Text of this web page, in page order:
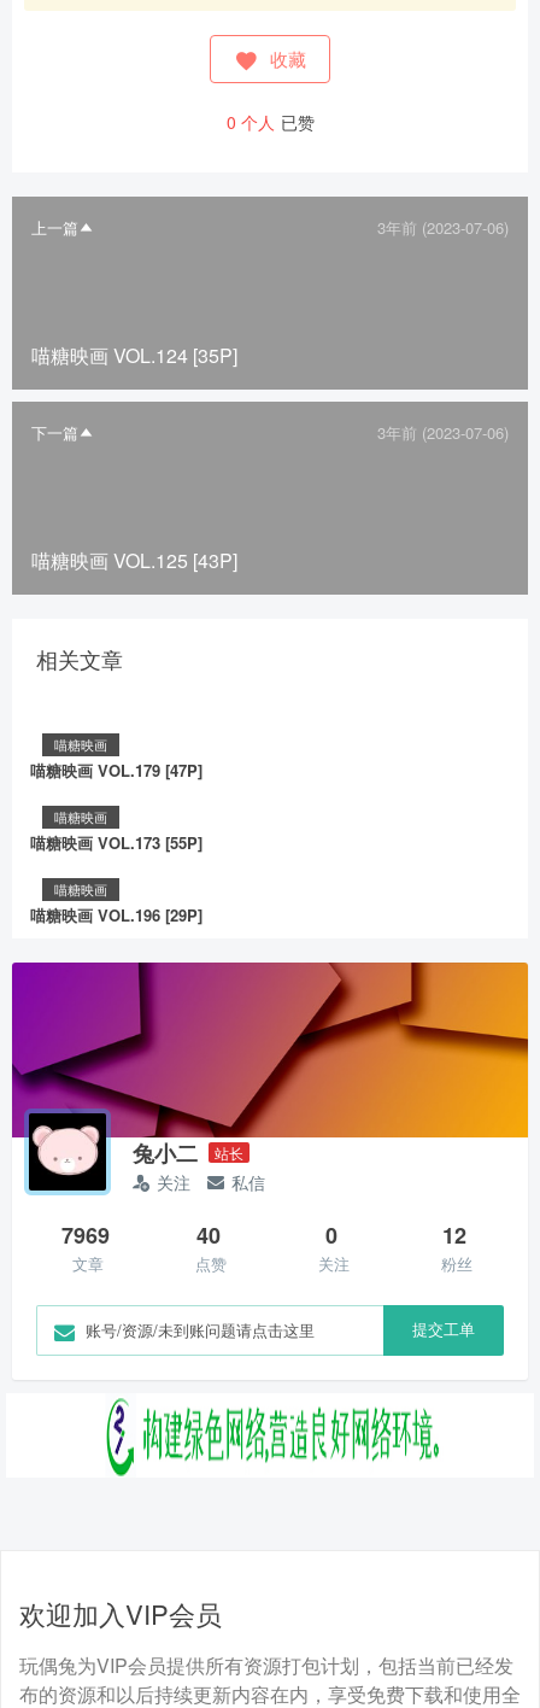
收藏
0 个人 已赞
上一篇 3年前 (2023-07-06)
喵糖映画 VOL.124 [35P]
下一篇 3年前 (2023-07-06)
喵糖映画 VOL.125 [43P]
相关文章
喵糖映画
喵糖映画 VOL.179 [47P]
喵糖映画
喵糖映画 VOL.173 [55P]
喵糖映画
喵糖映画 VOL.196 [29P]
兔小二 站长
关注 私信
7969
文章
40
点赞
0
关注
12
粉丝
账号/资源/未到账问题请点击这里 提交工单
欢迎加入VIP会员
玩偶兔为VIP会员提供所有资源打包计划，包括当前已经发
布的资源和以后持续更新内容在内，享受免费下载和使用全